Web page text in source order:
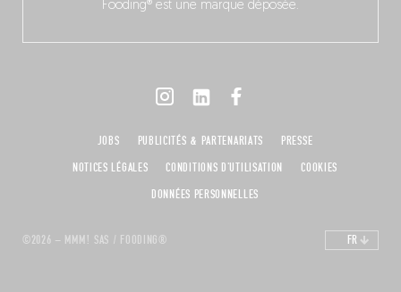
Fooding® est une marque déposée.
©2026 – MMM! SAS / FOODING®
JOBS PUBLICITÉS & PARTENARIATS
PRESSE
NOTICES LÉGALES
CONDITIONS D'UTILISATION
COOKIES
DONNÉES PERSONNELLES
FR